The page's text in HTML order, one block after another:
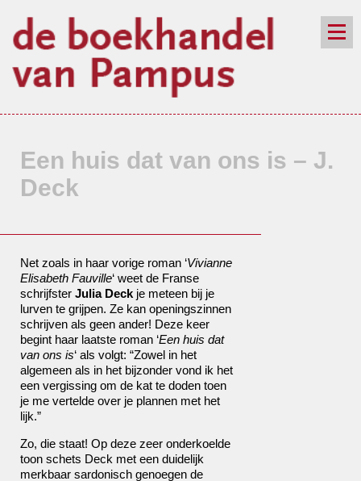
nieuwsbrief
Een huis dat van ons is – J.
Deck
Net zoals in haar vorige roman ‘Vivianne
Elisabeth Fauville‘ weet de Franse
schrijfster Julia Deck je meteen bij je
lurven te grijpen. Ze kan openingszinnen
schrijven als geen ander! Deze keer
begint haar laatste roman ‘Een huis dat
van ons is‘ als volgt: “Zowel in het
algemeen als in het bijzonder vond ik het
een vergissing om de kat te doden toen
je me vertelde over je plannen met het
lijk.”
Zo, die staat! Op deze zeer onderkoelde
toon schets Deck met een duidelijk
merkbaar sardonisch genoegen de